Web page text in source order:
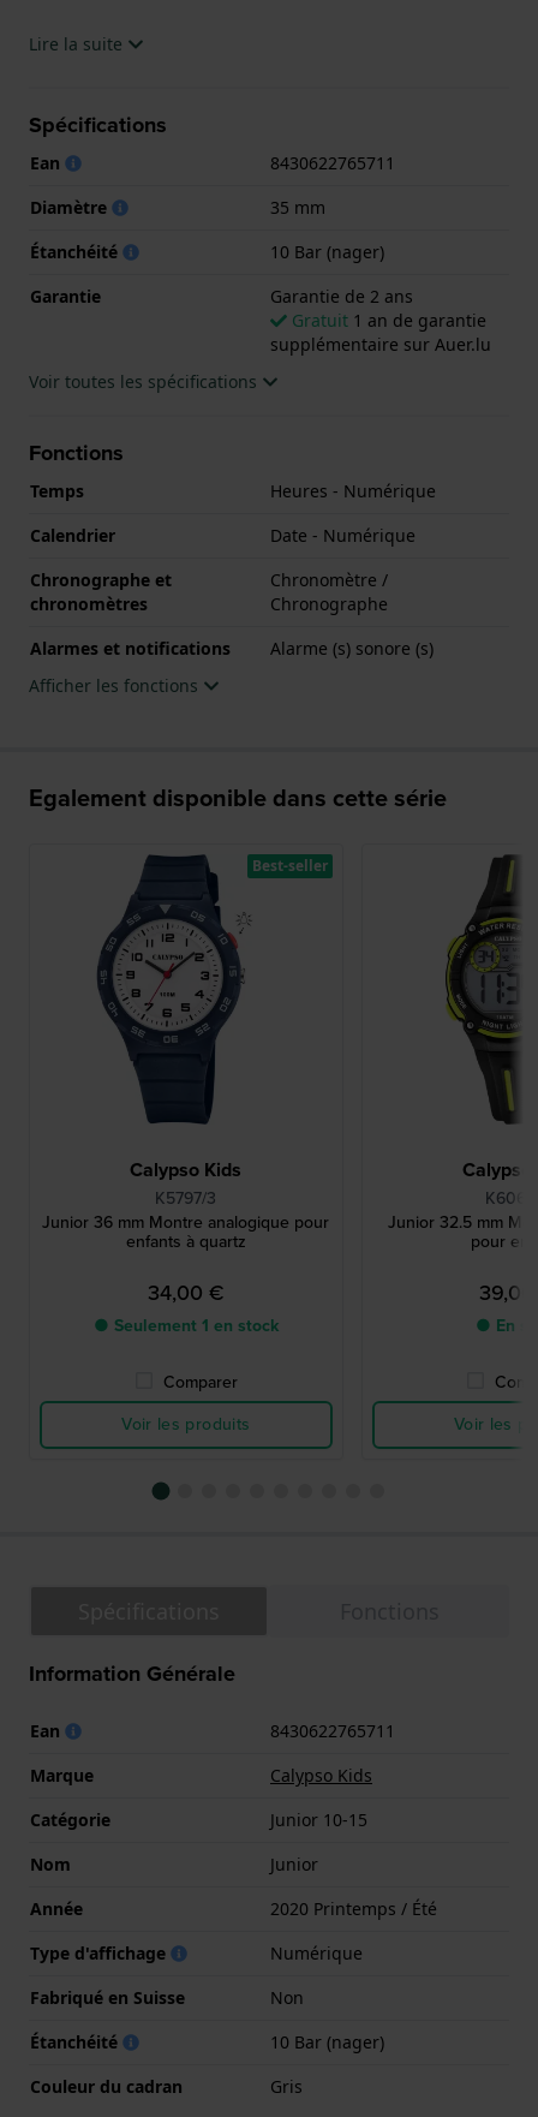
La montre est 10 ATM. Cela signifie que la montre
.
Lire la suite
Spécifications
Ean
8430622765711
Diamètre
35 mm
Étanchéité
10 Bar (nager)
Garantie
Garantie de 2 ans
Gratuit 1 an de garantie
supplémentaire sur Auer.lu
Voir toutes les spécifications
Fonctions
Temps
Heures - Numérique
Calendrier
Date - Numérique
Chronographe et
chronomètres
Chronomètre /
Chronographe
Alarmes et notifications
Alarme (s) sonore (s)
Afficher les fonctions
Egalement disponible dans cette série
Calypso Kids
K5797/3
Junior 36 mm Montre analogique pour
enfants à quartz
34,00 €
● Seulement 1 en stock
Comparer
Voir les produits
Best-seller
Calypso
Junior 32.5 mm
pour
● En
Voir les
Information Générale
Ean
8430622765711
Marque
Calypso Kids
Catégorie
Junior 10-15
Nom
Junior
Année
2020 Printemps / Été
Type d'affichage
Numérique
Fabriqué en Suisse
Non
Étanchéité
10 Bar (nager)
Couleur du cadran
Gris